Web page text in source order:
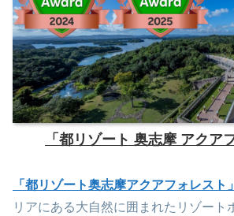
「都リゾート 奥志摩 アクア
「都リゾート奥志摩アクアフォレスト」
リアにある大自然に囲まれたリゾート